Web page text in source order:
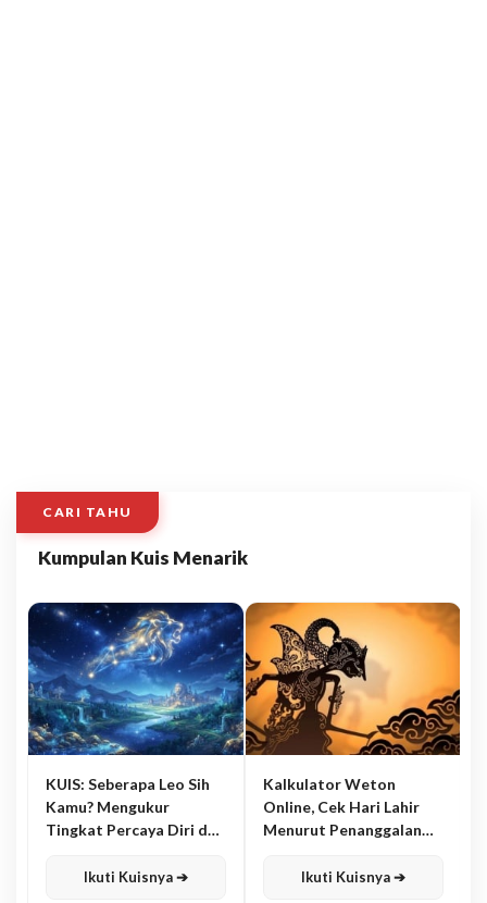
CARI TAHU
Kumpulan Kuis Menarik
KUIS: Seberapa Leo Sih
Kamu? Mengukur
Tingkat Percaya Diri dan
Ikuti Kuisnya ➔
Kalkulator Weton
Online, Cek Hari Lahir
Menurut Penanggalan
Ikuti Kuisnya ➔